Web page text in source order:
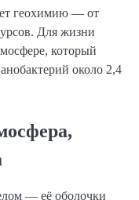
геохимию — от
Для жизни
который
около 2,4
— её оболочки